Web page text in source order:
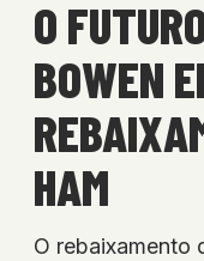
O
BOWEN
HAM
O rebaixamento